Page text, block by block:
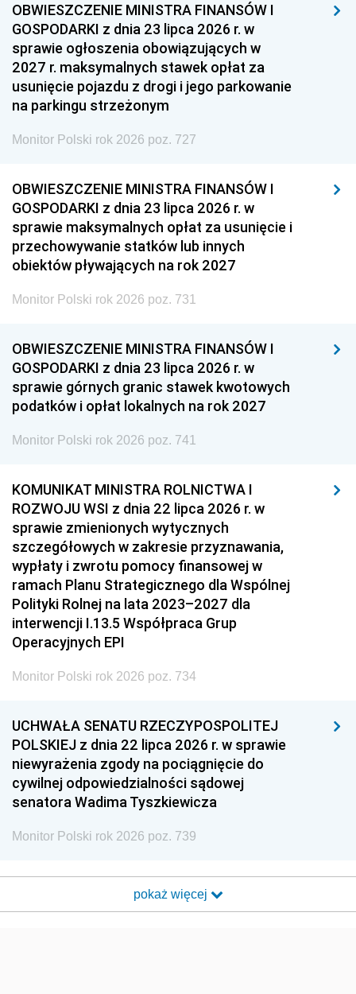
OBWIESZCZENIE MINISTRA FINANSÓW I
GOSPODARKI z dnia 23 lipca 2026 r. w
sprawie ogłoszenia obowiązujących w
2027 r. maksymalnych stawek opłat za
usunięcie pojazdu z drogi i jego parkowanie
na parkingu strzeżonym
Monitor Polski rok 2026 poz. 727
OBWIESZCZENIE MINISTRA FINANSÓW I
GOSPODARKI z dnia 23 lipca 2026 r. w
sprawie maksymalnych opłat za usunięcie i
przechowywanie statków lub innych
obiektów pływających na rok 2027
Monitor Polski rok 2026 poz. 731
OBWIESZCZENIE MINISTRA FINANSÓW I
GOSPODARKI z dnia 23 lipca 2026 r. w
sprawie górnych granic stawek kwotowych
podatków i opłat lokalnych na rok 2027
Monitor Polski rok 2026 poz. 741
KOMUNIKAT MINISTRA ROLNICTWA I
ROZWOJU WSI z dnia 22 lipca 2026 r. w
sprawie zmienionych wytycznych
szczegółowych w zakresie przyznawania,
wypłaty i zwrotu pomocy finansowej w
ramach Planu Strategicznego dla Wspólnej
Polityki Rolnej na lata 2023–2027 dla
interwencji I.13.5 Współpraca Grup
Operacyjnych EPI
Monitor Polski rok 2026 poz. 734
UCHWAŁA SENATU RZECZYPOSPOLITEJ
POLSKIEJ z dnia 22 lipca 2026 r. w sprawie
niewyrażenia zgody na pociągnięcie do
cywilnej odpowiedzialności sądowej
senatora Wadima Tyszkiewicza
Monitor Polski rok 2026 poz. 739
pokaż więcej